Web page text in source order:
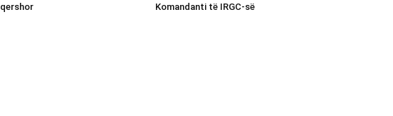
qershor
Komandanti të IRGC-së